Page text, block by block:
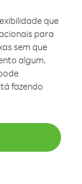
que
para
sem que
algum.
fazendo